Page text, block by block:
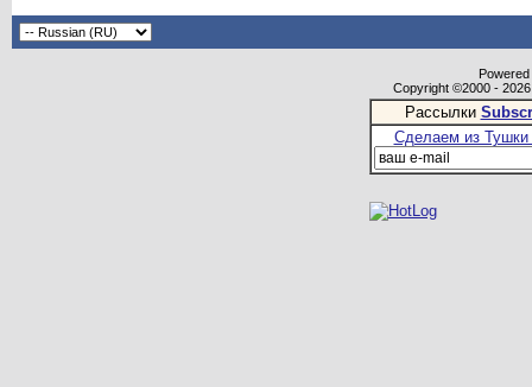
Copyright ©2000 -
Рассылки
Сделаем из Тушки